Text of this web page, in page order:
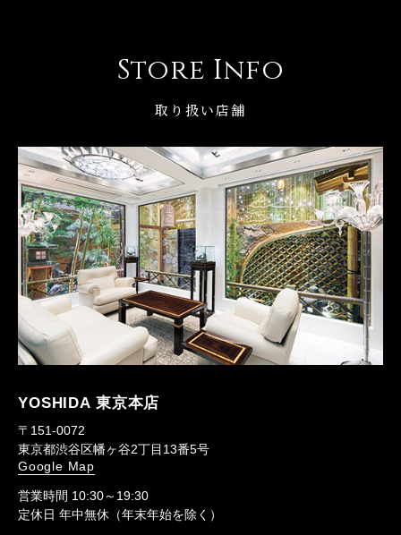
Store Info
取り扱い店舗
YOSHIDA 東京本店
〒151-0072
東京都渋谷区幡ヶ谷2丁目13番5号
Google Map
営業時間 10:30～19:30
定休日 年中無休（年末年始を除く）